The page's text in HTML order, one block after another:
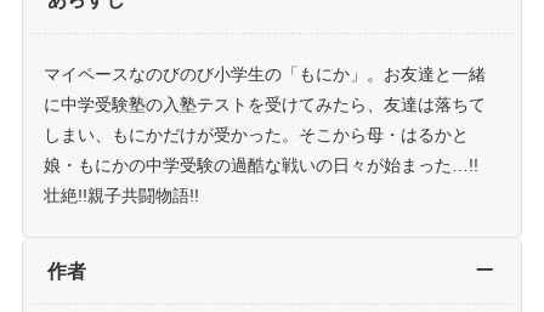
マイペースなのびのび小学生の「もにか」。お友達と一緒
に中学受験塾の入塾テストを受けてみたら、友達は落ちて
しまい、もにかだけが受かった。そこから母・はるかと
娘・もにかの中学受験の過酷な戦いの日々が始まった…!!
壮絶!!親子共闘物語!!
作者